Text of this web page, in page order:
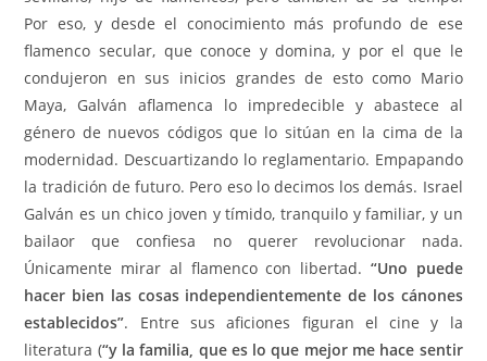
Por eso, y desde el conocimiento más profundo de ese
flamenco secular, que conoce y domina, y por el que le
condujeron en sus inicios grandes de esto como Mario
Maya, Galván aflamenca lo impredecible y abastece al
género de nuevos códigos que lo sitúan en la cima de la
modernidad. Descuartizando lo reglamentario. Empapando
la tradición de futuro. Pero eso lo decimos los demás. Israel
Galván es un chico joven y tímido, tranquilo y familiar, y un
bailaor que confiesa no querer revolucionar nada.
Únicamente mirar al flamenco con libertad. “Uno puede
hacer bien las cosas independientemente de los cánones
establecidos”. Entre sus aficiones figuran el cine y la
literatura (“y la familia, que es lo que mejor me hace sentir